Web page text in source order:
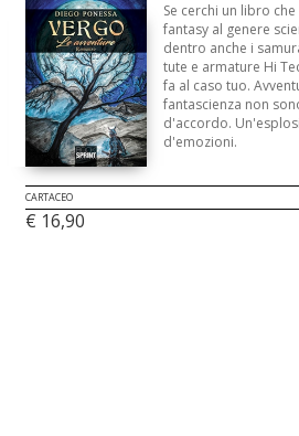
Se cerchi un libro
fantasy al genere
dentro anche i
tute e armature Hi
fa al caso tuo.
fantascienza non
d'accordo.
d'emozioni.
CARTACEO
€ 16,90